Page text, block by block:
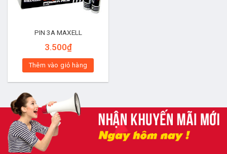
PIN 3A MAXELL
3.500₫
Thêm vào giỏ hàng